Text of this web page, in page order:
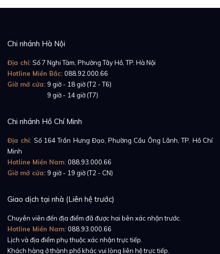
Đối lập với vỏ đồng hồ cầu kỳ, sang trọng bậc nhất thì
vành bezel lại khá đơn giản. Cartier chế tác vành
bezel bằng vàng hồng 18k để mang lại vẻ đẹp đồng
điệu cho tổng thể đồng hồ. Ngoài ra, vành bezel nhỏ
gọn, được đánh bóng sang trọng cũng giúp siêu
Chi nhánh Hà Nội
Địa chỉ: Số 7 Nghi Tàm, Phường Tây Hồ, TP. Hà Nội
Hotline Miền Bắc: 088.92.000.66
Giờ mở cửa: 9 giờ - 18 giờ (T2 - T6)
9 giờ - 14 giờ (T7)
Chi nhánh Hồ Chí Minh
Địa chỉ: Số 164 Trần Hưng Đạo, Phường Cầu Ông Lãnh, TP. Hồ Chí
Minh
Hotline Miền Nam: 088.93.000.66
Giờ mở cửa: 9 giờ - 19 giờ (T2 - CN)
Giao dịch tại nhà (Liên hệ trước)
Chuyên viên đến địa điểm đã được hai bên xác nhận trước.
Hotline Miền Nam: 088.93.000.66
Lịch và địa điểm phụ thuộc xác nhận trực tiếp.
Khách hàng ở thành phố khác vui lòng liên hệ trực tiếp.